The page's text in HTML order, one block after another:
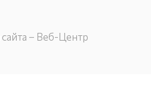
сайта – Веб-Центр